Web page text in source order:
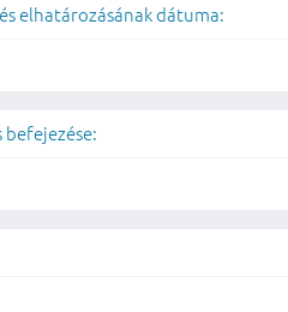
elhatározásának dátuma:
befejezése: